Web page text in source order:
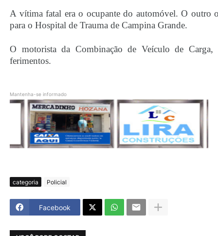
A vítima fatal era o ocupante do automóvel. O outro
para o Hospital de Trauma de Campina Grande.
O motorista da Combinação de Veículo de
ferimentos.
Mantenha-se informado
categoria Policial
Facebook